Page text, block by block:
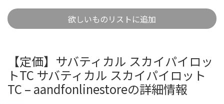
欲しいものリストに追加
【定価】サバティカル スカイパイロッ
トTC サバティカル スカイパイロット
TC – aandfonlinestoreの詳細情報